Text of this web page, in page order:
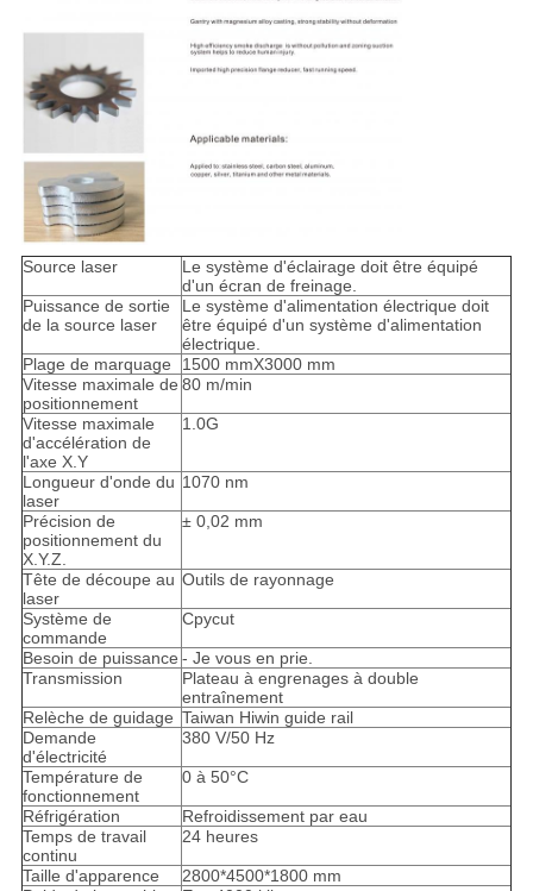
Source laser
Le système d'éclairage doit être équipé
d'un écran de freinage.
Puissance de sortie
de la source laser
Le système d'alimentation électrique doit
être équipé d'un système d'alimentation
électrique.
Plage de marquage
1500 mmX3000 mm
Vitesse maximale de
positionnement
80 m/min
Vitesse maximale
d'accélération de
l'axe X.Y
1.0G
Longueur d'onde du
laser
1070 nm
Précision de
positionnement du
X.Y.Z.
± 0,02 mm
Tête de découpe au
laser
Outils de rayonnage
Système de
commande
Cpycut
Besoin de puissance - Je vous en prie.
Transmission
Plateau à engrenages à double
entraînement
Relèche de guidage Taiwan Hiwin guide rail
Demande
d'électricité
380 V/50 Hz
Température de
fonctionnement
0 à 50°C
Réfrigération
Refroidissement par eau
Temps de travail
continu
24 heures
Taille d'apparence
2800*4500*1800 mm